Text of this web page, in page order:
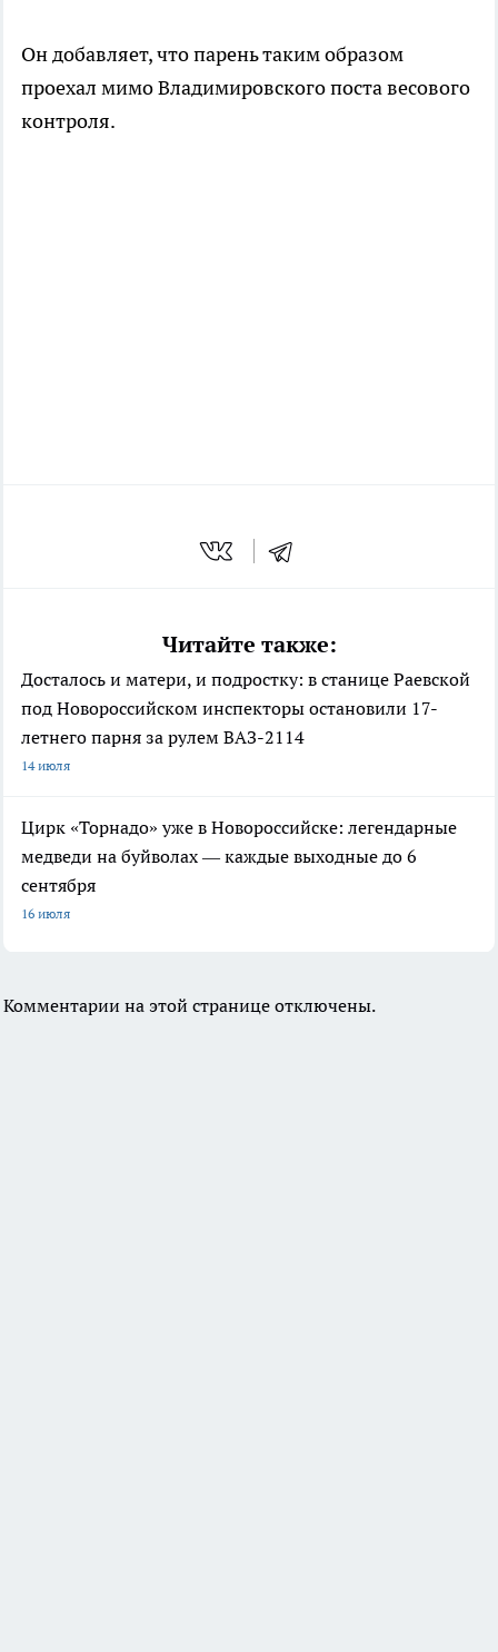
Он добавляет, что парень таким образом
проехал мимо Владимировского поста весового
контроля.
Читайте также:
Досталось и матери, и подростку: в станице Раевской
под Новороссийском инспекторы остановили 17-
летнего парня за рулем ВАЗ-2114
14 июля
Цирк «Торнадо» уже в Новороссийске: легендарные
медведи на буйволах — каждые выходные до 6
сентября
16 июля
Комментарии на этой странице отключены.